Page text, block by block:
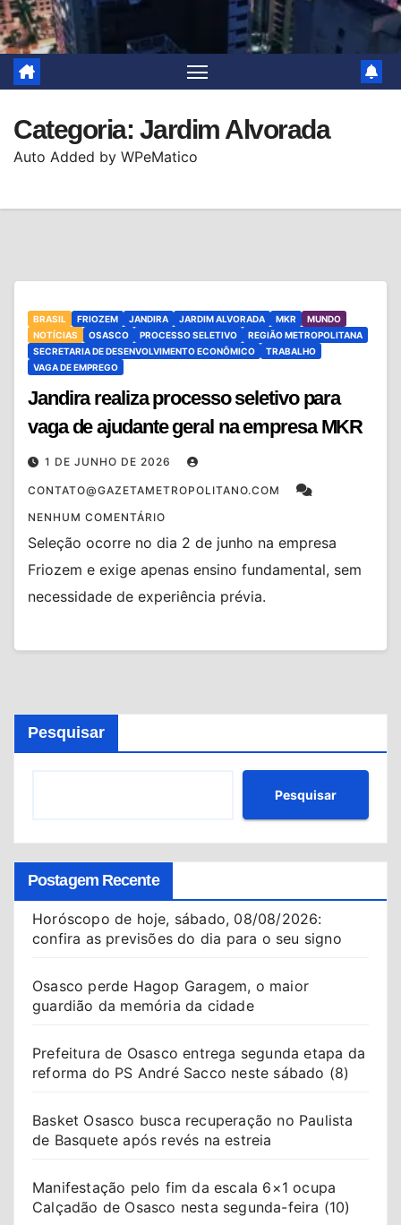
Categoria: Jardim Alvorada
Auto Added by WPeMatico
BRASIL FRIOZEM JANDIRA JARDIM ALVORADA MKR
MUNDO
NOTÍCIAS
OSASCO PROCESSO SELETIVO
REGIÃO METROPOLITANA
SECRETARIA DE DESENVOLVIMENTO ECONÔMICO
TRABALHO
VAGA DE EMPREGO
Jandira realiza processo seletivo para
vaga de ajudante geral na empresa MKR
1 DE JUNHO DE 2026
CONTATO@GAZETAMETROPOLITANO.COM
NENHUM COMENTÁRIO
Seleção ocorre no dia 2 de junho na empresa
Friozem e exige apenas ensino fundamental, sem
necessidade de experiência prévia.
Pesquisar
Pesquisar
Postagem Recente
Horóscopo de hoje, sábado, 08/08/2026:
confira as previsões do dia para o seu signo
Osasco perde Hagop Garagem, o maior
guardião da memória da cidade
Prefeitura de Osasco entrega segunda etapa da
reforma do PS André Sacco neste sábado (8)
Basket Osasco busca recuperação no Paulista
de Basquete após revés na estreia
Manifestação pelo fim da escala 6×1 ocupa
Calçadão de Osasco nesta segunda-feira (10)